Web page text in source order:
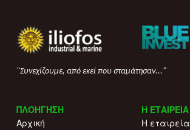
"Συνεχίζουμε, από εκεί που σταμάτησαν..."
ΠΛΟΗΓΗΣΗ
Αρχική
Η ΕΤΑΙΡΕΙΑ
Η εταιρεία